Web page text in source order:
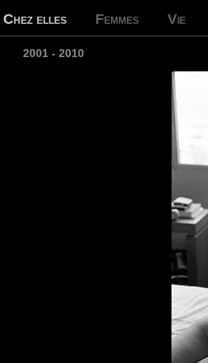
Chez elles Femmes Vie
2001 - 2010